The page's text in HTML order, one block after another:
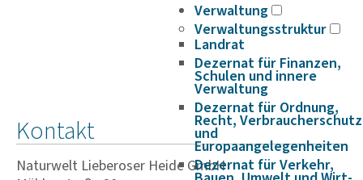
Verwaltung
Verwaltungsstruktur
Landrat
Dezernat für Finanzen,
Schulen und innere
Verwaltung
Dezernat für Ordnung,
Recht, Verbraucherschutz
und
Europaangelegenheiten
Dezernat für Verkehr,
Kontakt
Naturwelt Lieberoser Heide GmbH